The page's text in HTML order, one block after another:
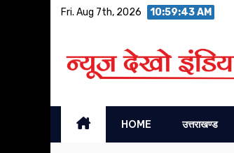
Fri. Aug 7th, 2026 10:59:44 AM
HOME उत्तराखण्ड